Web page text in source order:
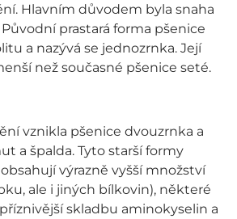
Hlavním důvodem byla snaha
prastará forma pšenice
a nazývá se jednozrnka. Její
než současné pšenice seté.
vznikla pšenice dvouzrnka a
a špalda. Tyto starší formy
výrazně vyšší množství
ale i jiných bílkovin), některé
příznivější skladbu aminokyselin a